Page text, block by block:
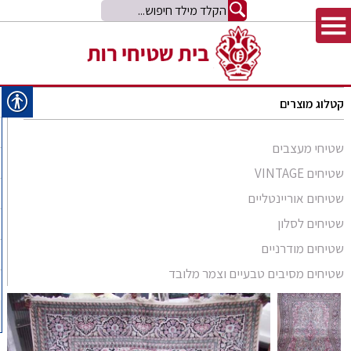
קטלוג מוצרים
שטיחי מעצבים
שטיחים VINTAGE
שטיחים אוריינטליים
סומק פרסי
סומק קווקזי
שטיח קילים
קילים אפגני
קילים הודי
שטיחי זיגלר
שטיחי משי
שטיחים לסלון
שטיחים מודרניים
Arabesque
Bliss
Comfort Shag
שטיחים מסיבים טבעיים וצמר מלובד
שטיחים מסיבים טבעיים
שטיחים מצמר מלובד